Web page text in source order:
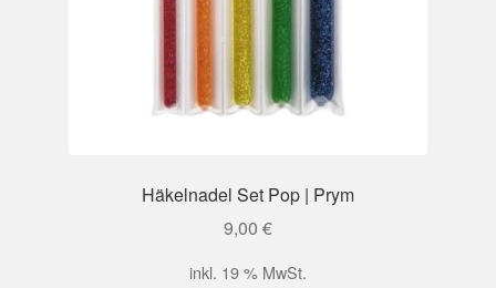
Häkelnadel Set Pop | Prym
9,00 €
inkl. 19 % MwSt.